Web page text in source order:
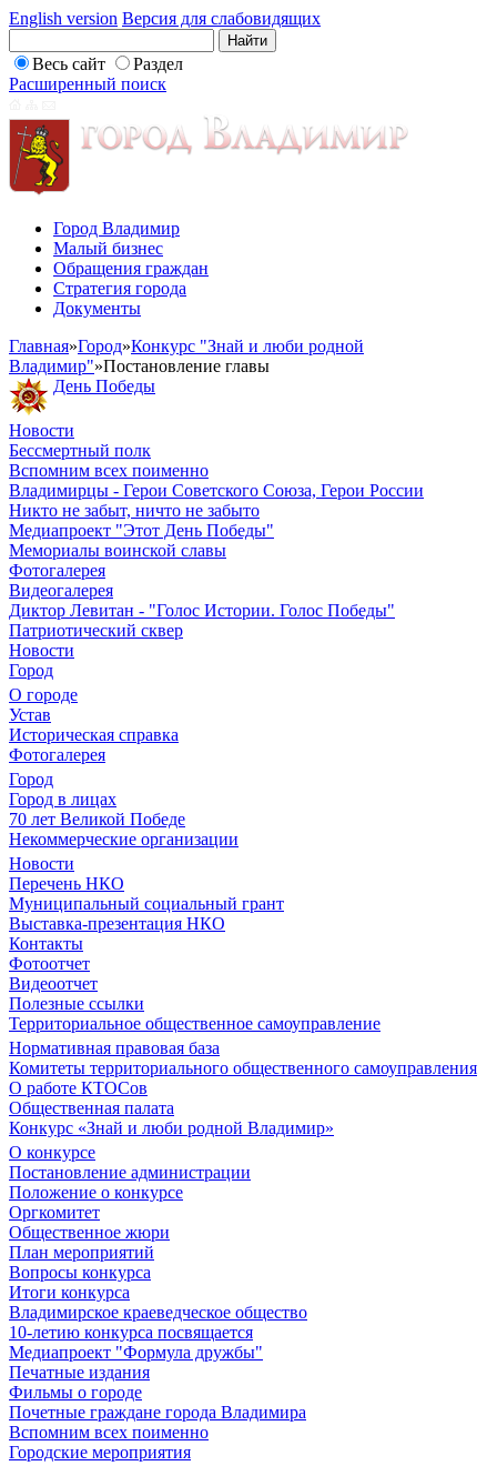
English version Версия для слабовидящих
Весь сайт
Раздел
Расширенный поиск
Город Владимир
Малый бизнес
Обращения граждан
Стратегия города
Документы
Главная»Город»Конкурс "Знай и люби родной
Владимир"»Постановление главы
День Победы
Новости
Бессмертный полк
Вспомним всех поименно
Владимирцы - Герои Советского Союза, Герои России
Никто не забыт, ничто не забыто
Медиапроект "Этот День Победы"
Мемориалы воинской славы
Фотогалерея
Видеогалерея
Диктор Левитан - "Голос Истории. Голос Победы"
Патриотический сквер
Новости
Город
О городе
Устав
Историческая справка
Фотогалерея
Город
Город в лицах
70 лет Великой Победе
Некоммерческие организации
Новости
Перечень НКО
Муниципальный социальный грант
Выставка-презентация НКО
Контакты
Фотоотчет
Видеоотчет
Полезные ссылки
Территориальное общественное самоуправление
Нормативная правовая база
Комитеты территориального общественного самоуправления
О работе КТОСов
Общественная палата
Конкурс «Знай и люби родной Владимир»
О конкурсе
Постановление администрации
Положение о конкурсе
Оргкомитет
Общественное жюри
План мероприятий
Вопросы конкурса
Итоги конкурса
Владимирское краеведческое общество
10-летию конкурса посвящается
Медиапроект "Формула дружбы"
Печатные издания
Фильмы о городе
Почетные граждане города Владимира
Вспомним всех поименно
Городские мероприятия